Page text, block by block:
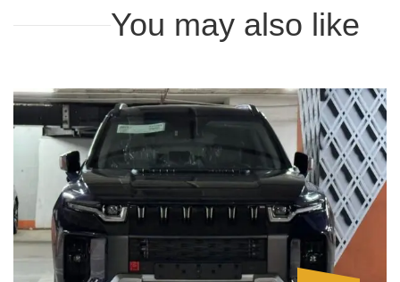
You may also like